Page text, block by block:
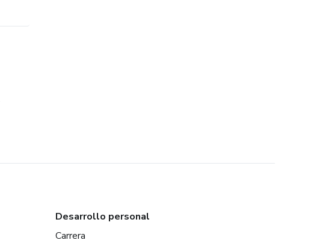
Desarrollo personal
Carrera